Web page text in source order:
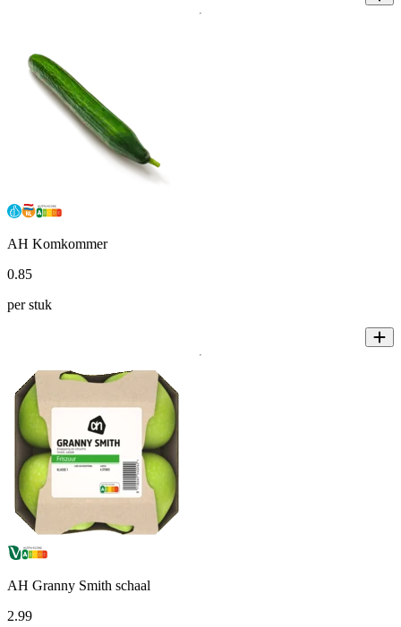
AH Komkommer
0.85
per stuk
AH Granny Smith schaal
2.99